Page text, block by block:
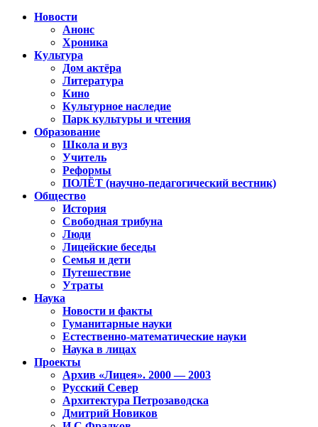
Новости
Анонс
Хроника
Культура
Дом актёра
Литература
Кино
Культурное наследие
Парк культуры и чтения
Образование
Школа и вуз
Учитель
Реформы
ПОЛЁТ (научно-педагогический вестник)
Общество
История
Свободная трибуна
Люди
Лицейские беседы
Семья и дети
Путешествие
Утраты
Наука
Новости и факты
Гуманитарные науки
Естественно-математические науки
Наука в лицах
Проекты
Архив «Лицея». 2000 — 2003
Русский Север
Архитектура Петрозаводска
Дмитрий Новиков